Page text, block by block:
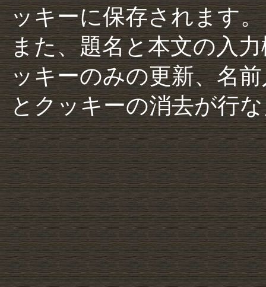
ッキーに保存されます。
また、題名と本文の入
ッキーのみの更新、名
とクッキーの消去が行